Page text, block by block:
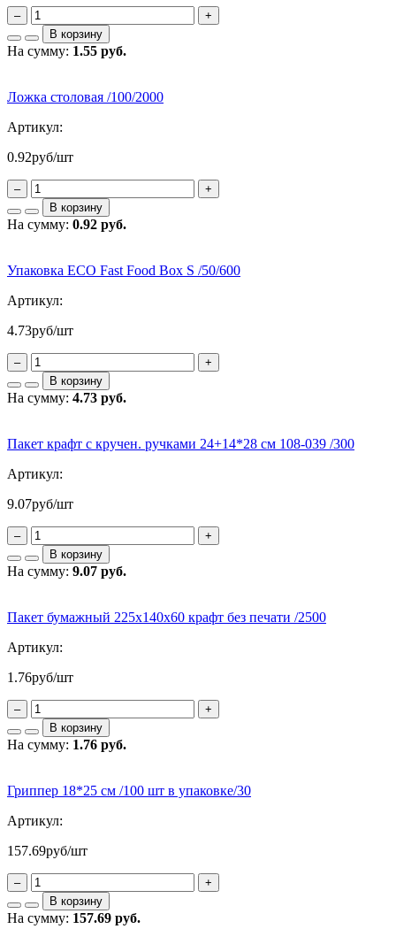
–
+
В корзину
На сумму: 1.55 руб.
Ложка столовая /100/2000
Артикул:
0.92руб/шт
–
+
В корзину
На сумму: 0.92 руб.
Упаковка ECO Fast Food Box S /50/600
Артикул:
4.73руб/шт
–
+
В корзину
На сумму: 4.73 руб.
Пакет крафт с кручен. ручками 24+14*28 см 108-039 /300
Артикул:
9.07руб/шт
–
+
В корзину
На сумму: 9.07 руб.
Пакет бумажный 225х140х60 крафт без печати /2500
Артикул:
1.76руб/шт
–
+
В корзину
На сумму: 1.76 руб.
Гриппер 18*25 см /100 шт в упаковке/30
Артикул:
157.69руб/шт
–
+
В корзину
На сумму: 157.69 руб.